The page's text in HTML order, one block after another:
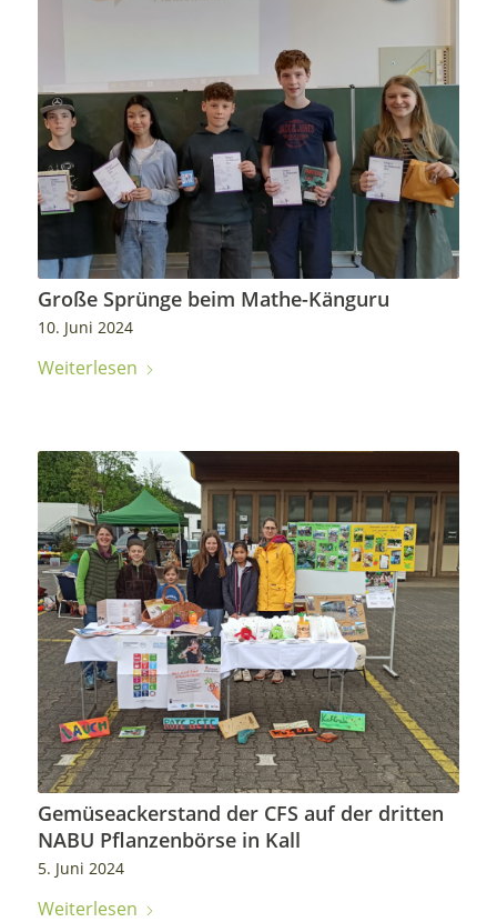
Große Sprünge beim Mathe-Känguru
10. Juni 2024
Weiterlesen
Gemüseackerstand der CFS auf der dritten
NABU Pflanzenbörse in Kall
5. Juni 2024
Weiterlesen